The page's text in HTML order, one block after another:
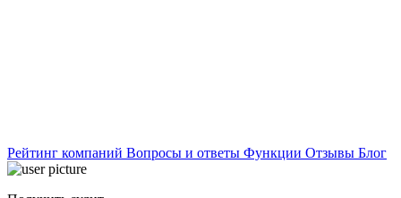
Рейтинг компаний Вопросы и ответы Функции Отзывы Блог